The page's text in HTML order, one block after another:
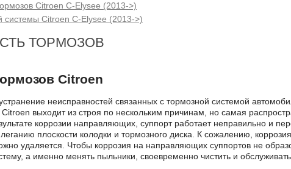
Citroen C-Elysee (2013->)
системы Citroen C-Elysee (2013->)
ТОРМОЗОВ
Citroen
неисправностей связанных с тормозной системой
выходит из строя по нескольким причинам, но самая
коррозии направляющих, суппорт работает неправильно и
плоскости колодки и тормозного диска. К сожалению,
удаляется. Чтобы коррозия на направляющих суппортов не
а именно менять пыльники, своевременно чистить и